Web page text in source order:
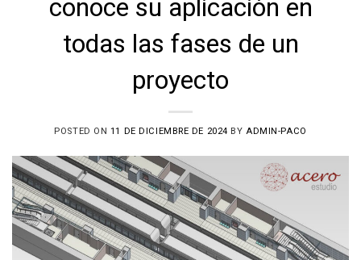
conoce su aplicación en
todas las fases de un
proyecto
POSTED ON 11 DE DICIEMBRE DE 2024 BYADMIN-PACO